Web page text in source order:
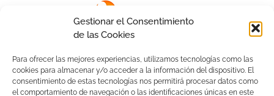
Gestionar el Consentimiento
de las Cookies
Para ofrecer las mejores experiencias, utilizamos tecnologías como las
cookies para almacenar y/o acceder a la información del dispositivo. El
consentimiento de estas tecnologías nos permitirá procesar datos como
el comportamiento de navegación o las identificaciones únicas en este
Contacto